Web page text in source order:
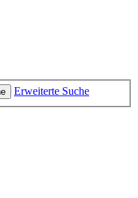
Erweiterte Suche